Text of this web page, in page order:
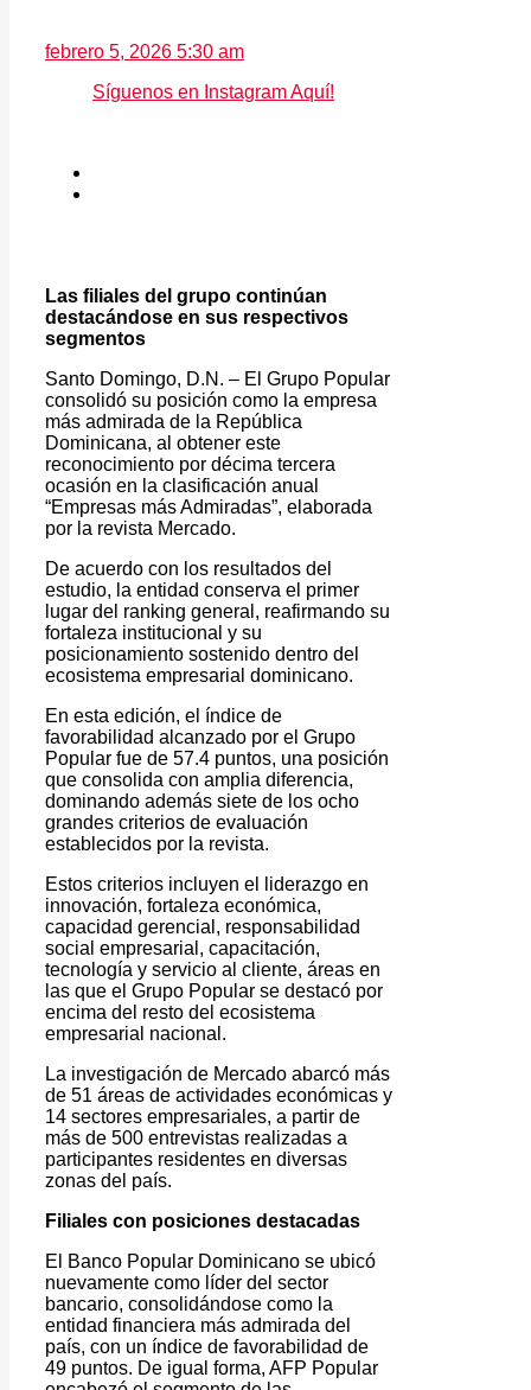
febrero 5, 2026 5:30 am
Síguenos en Instagram Aquí!
Las filiales del grupo continúan
destacándose en sus respectivos
segmentos
Santo Domingo, D.N. – El Grupo Popular
consolidó su posición como la empresa
más admirada de la República
Dominicana, al obtener este
reconocimiento por décima tercera
ocasión en la clasificación anual
“Empresas más Admiradas”, elaborada
por la revista Mercado.
De acuerdo con los resultados del
estudio, la entidad conserva el primer
lugar del ranking general, reafirmando su
fortaleza institucional y su
posicionamiento sostenido dentro del
ecosistema empresarial dominicano.
En esta edición, el índice de
favorabilidad alcanzado por el Grupo
Popular fue de 57.4 puntos, una posición
que consolida con amplia diferencia,
dominando además siete de los ocho
grandes criterios de evaluación
establecidos por la revista.
Estos criterios incluyen el liderazgo en
innovación, fortaleza económica,
capacidad gerencial, responsabilidad
social empresarial, capacitación,
tecnología y servicio al cliente, áreas en
las que el Grupo Popular se destacó por
encima del resto del ecosistema
empresarial nacional.
La investigación de Mercado abarcó más
de 51 áreas de actividades económicas y
14 sectores empresariales, a partir de
más de 500 entrevistas realizadas a
participantes residentes en diversas
zonas del país.
Filiales con posiciones destacadas
El Banco Popular Dominicano se ubicó
nuevamente como líder del sector
bancario, consolidándose como la
entidad financiera más admirada del
país, con un índice de favorabilidad de
49 puntos. De igual forma, AFP Popular